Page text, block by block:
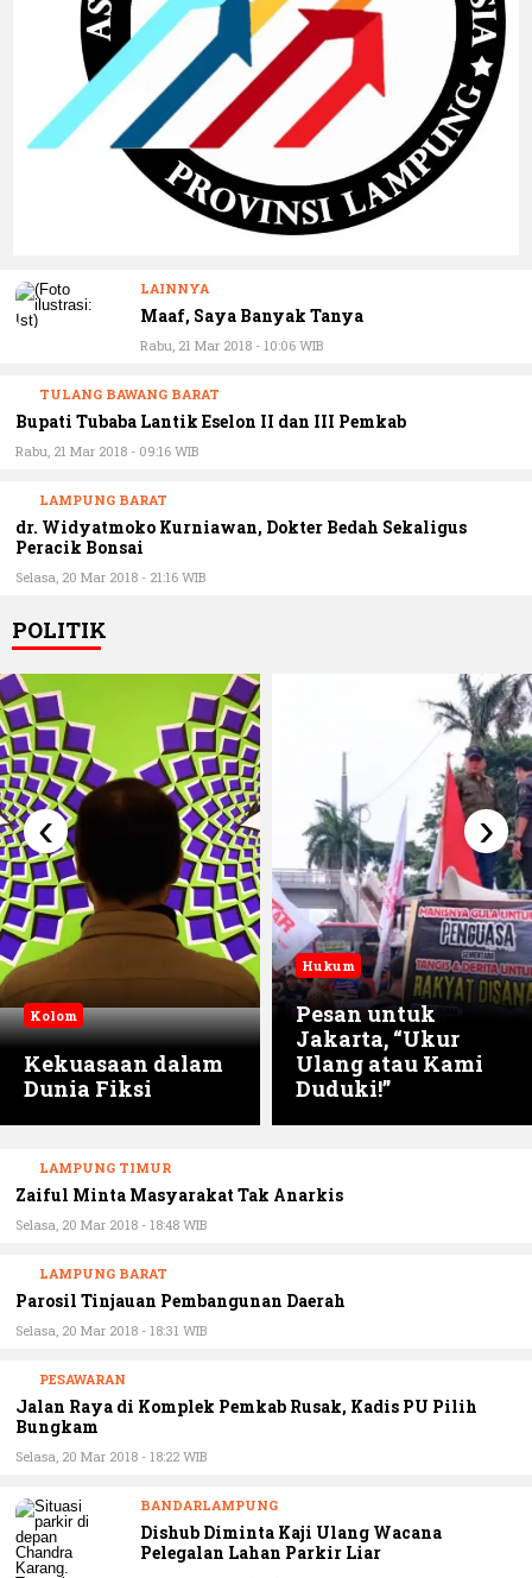
Maaf, Saya Banyak Tanya
Rabu, 21 Mar 2018 - 10:06 WIB
Bupati Tubaba Lantik Eselon II dan III Pemkab
Rabu, 21 Mar 2018 - 09:16 WIB
dr. Widyatmoko Kurniawan, Dokter Bedah Sekaligus
Peracik Bonsai
Selasa, 20 Mar 2018 - 21:16 WIB
Kolom
Kekuasaan dalam
Dunia Fiksi
Hukum
Pesan untuk
Jakarta, “Ukur
Ulang atau Kami
Duduki!”
‹ ›
Zaiful Minta Masyarakat Tak Anarkis
Selasa, 20 Mar 2018 - 18:48 WIB
Parosil Tinjauan Pembangunan Daerah
Selasa, 20 Mar 2018 - 18:31 WIB
Jalan Raya di Komplek Pemkab Rusak, Kadis PU Pilih
Bungkam
Selasa, 20 Mar 2018 - 18:22 WIB
Dishub Diminta Kaji Ulang Wacana
Pelegalan Lahan Parkir Liar
Selasa, 20 Mar 2018 - 17:34 WIB